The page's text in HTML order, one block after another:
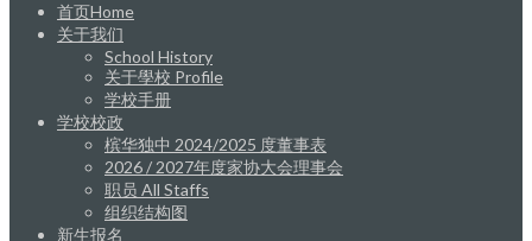
首页Home
关于我们
School History
关于學校 Profile
学校手册
学校校政
槟华独中 2024/2025 度董事表
2026 / 2027年度家协大会理事会
职员 All Staffs
组织结构图
新生报名